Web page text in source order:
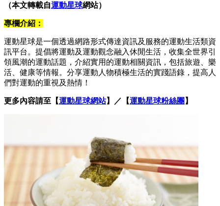
（本文轉載自運動星球網站）
專欄介紹：
運動星球是一個透過網路形式傳達資訊及服務的運動生活類資
訊平台。提倡將運動及運動觀念融入休閒生活，收集全世界引
領風潮的運動話題，介紹實用的運動相關資訊，包括旅遊、樂
活、健康等情報。分享運動人物積極生活的實踐語錄，提高人
們對運動的重視及熱情！
更多內容請至【運動星球網站】／【運動星球粉絲團 】